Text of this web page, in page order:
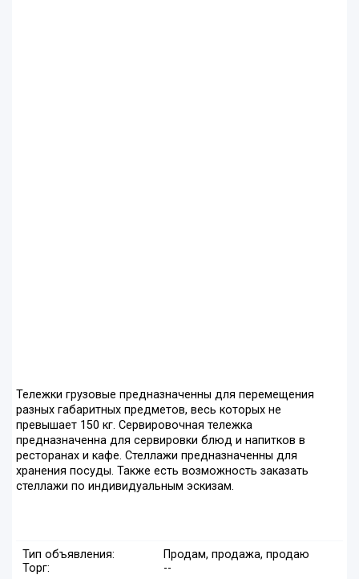
Тележки грузовые предназначенны для перемещения
разных габаритных предметов, весь которых не
превышает 150 кг. Сервировочная тележка
предназначенна для сервировки блюд и напитков в
ресторанах и кафе. Стеллажи предназначенны для
хранения посуды. Также есть возможность заказать
стеллажи по индивидуальным эскизам.
Тип объявления:
Продам, продажа, продаю
Торг:
--